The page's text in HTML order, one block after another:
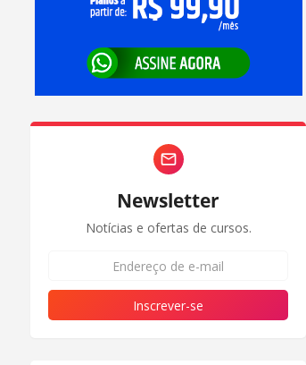
Newsletter
Notícias e ofertas de cursos.